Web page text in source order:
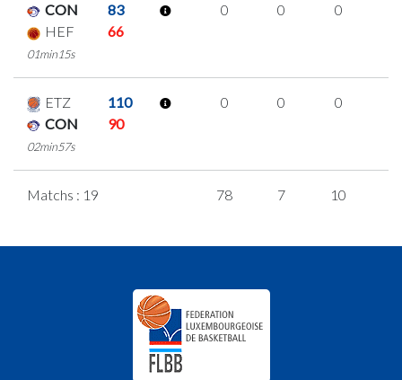
CON
83
HEF
66
01min15s
0 0 0
ETZ
110
CON
90
02min57s
0 0 0
Matchs : 19 78 7 10